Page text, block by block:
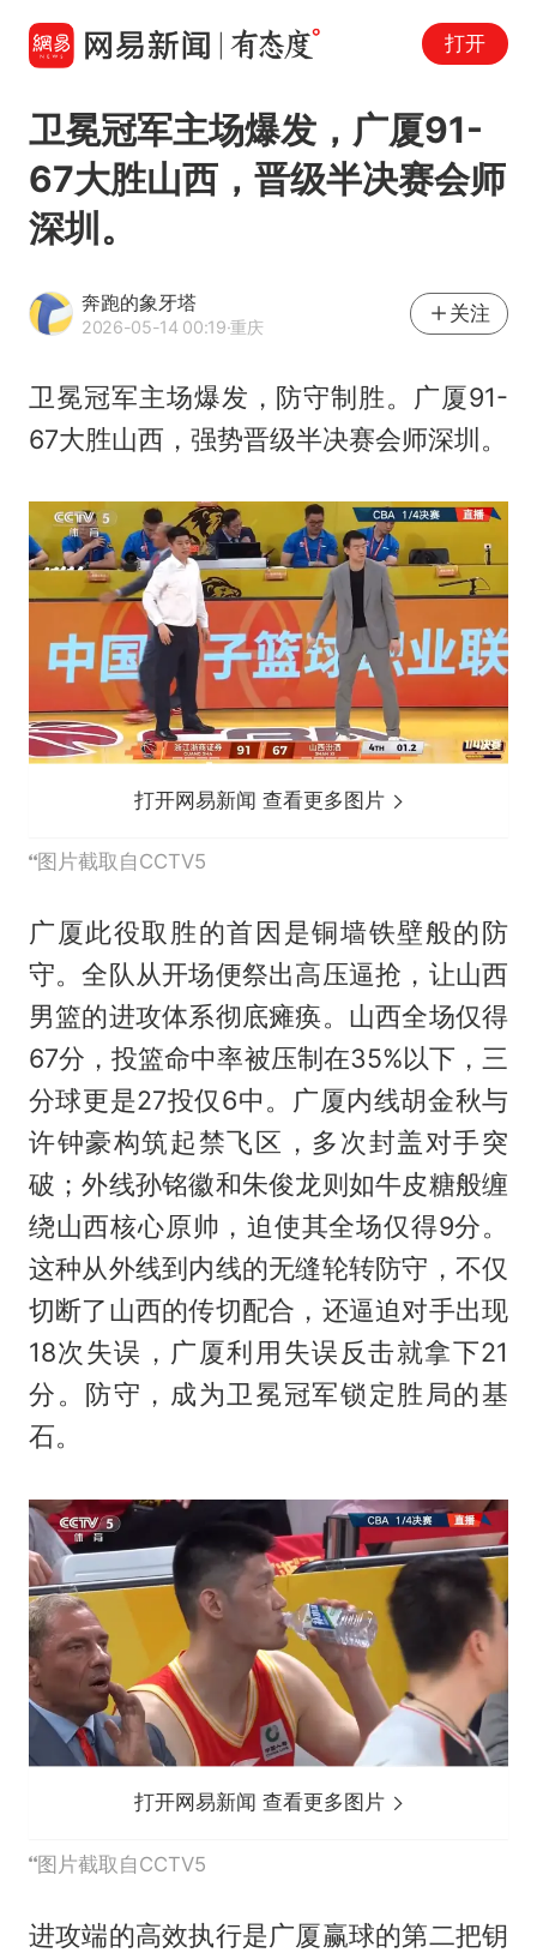
打开
卫冕冠军主场爆发，广厦91-
67大胜山西，晋级半决赛会师
深圳。
奔跑的象牙塔
2026-05-14 00:19·重庆
关注
卫冕冠军主场爆发，防守制胜。广厦91-
67大胜山西，强势晋级半决赛会师深圳。
打开网易新闻 查看更多图片
图片截取自CCTV5
广厦此役取胜的首因是铜墙铁壁般的防
守。全队从开场便祭出高压逼抢，让山西
男篮的进攻体系彻底瘫痪。山西全场仅得
67分，投篮命中率被压制在35%以下，三
分球更是27投仅6中。广厦内线胡金秋与
许钟豪构筑起禁飞区，多次封盖对手突
破；外线孙铭徽和朱俊龙则如牛皮糖般缠
绕山西核心原帅，迫使其全场仅得9分。
这种从外线到内线的无缝轮转防守，不仅
切断了山西的传切配合，还逼迫对手出现
18次失误，广厦利用失误反击就拿下21
分。防守，成为卫冕冠军锁定胜局的基
石。
打开网易新闻 查看更多图片
图片截取自CCTV5
进攻端的高效执行是广厦赢球的第二把钥